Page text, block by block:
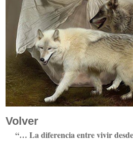
Volver
“… La diferencia entre vivir